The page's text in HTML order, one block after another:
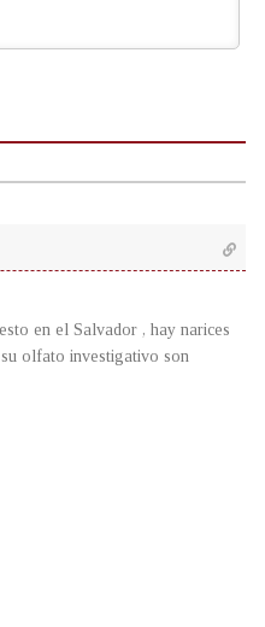
en el Salvador , hay narices
olfato investigativo son